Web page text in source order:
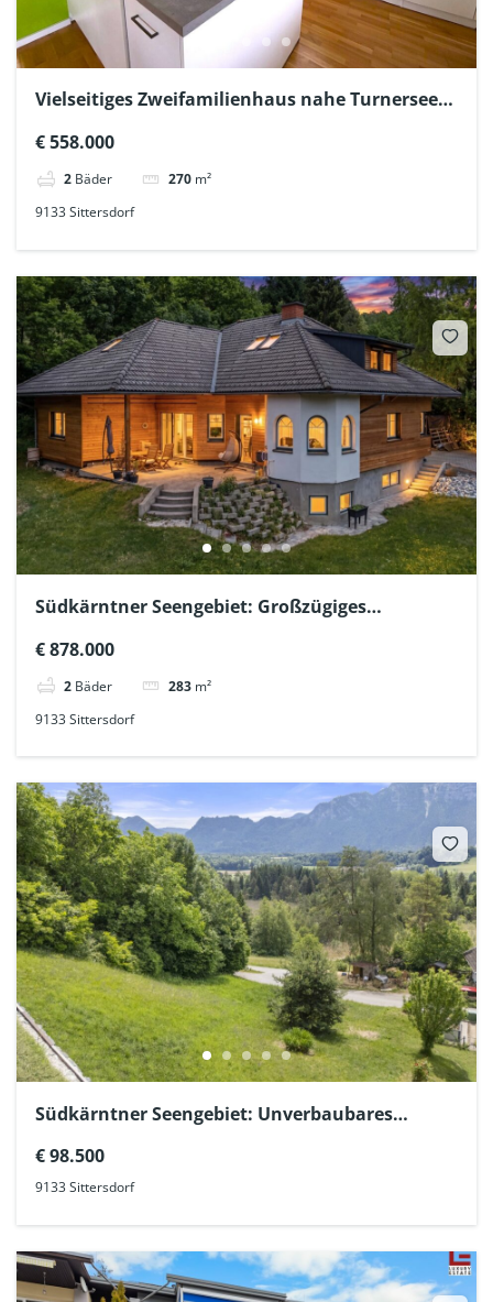
Vielseitiges Zweifamilienhaus nahe Turnersee
€ 558.000
2 Bäder 270 m²
9133 Sittersdorf
Südkärntner Seengebiet: Großzügiges
€ 878.000
2 Bäder 283 m²
9133 Sittersdorf
Südkärntner Seengebiet: Unverbaubares
Zweitwohnsitzwidmung am Sonnenhang
€ 98.500
9133 Sittersdorf